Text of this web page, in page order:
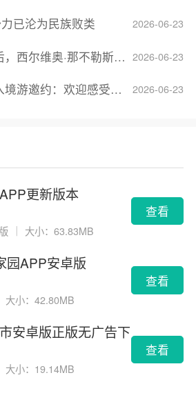
2026-06-23
已沦为民族败类
2026-06-23
·那不勒斯出任Lucid首席执行官
2026-06-23
：欢迎感受无滤镜的真实中国
更新版本
｜ 大小：63.83MB
查看
园APP安卓版
大小：42.80MB
查看
安卓版正版无广告下
大小：19.14MB
查看